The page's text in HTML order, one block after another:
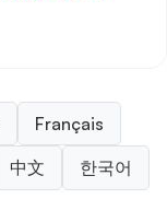
Français
中文 한국어